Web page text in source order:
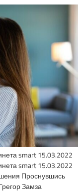
smart 15.03.2022
smart 15.03.2022
Проснувшись
Замза